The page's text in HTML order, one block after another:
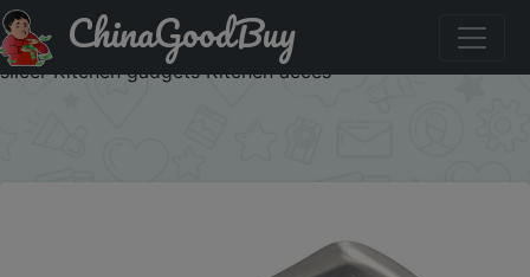
Купити на розпродажі New kitchen accessories Stainless
steel apple cutter Slicer Vegetable and fruit tools Fruit
slicer Kitchen gadgets Kitchen acces
ChinaGoodBuy